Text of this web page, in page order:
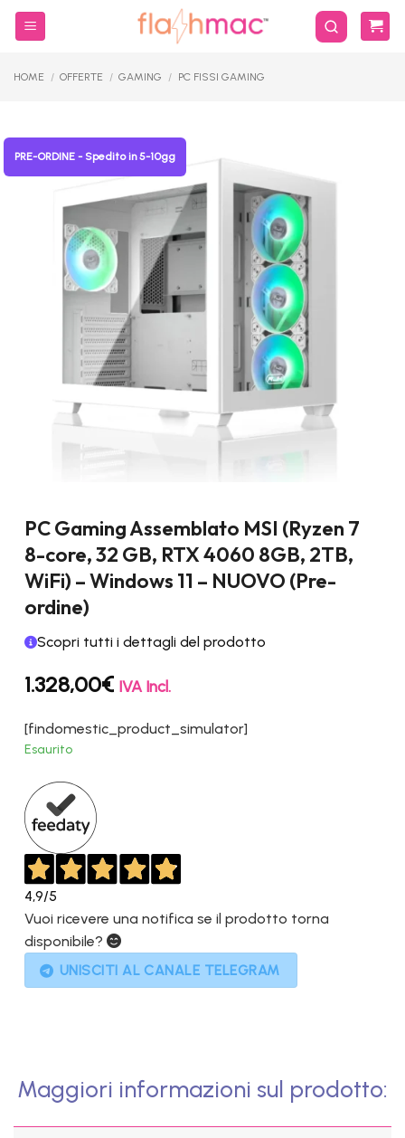
Salta
HOME / OFFERTE / GAMING / PC FISSI GAMING
PRE-ORDINE - Spedito in 5-10gg
PC Gaming Assemblato MSI (Ryzen 7
8-core, 32 GB, RTX 4060 8GB, 2TB,
WiFi) – Windows 11 – NUOVO (Pre-
ordine)
Scopri tutti i dettagli del prodotto
1.328,00€ IVA Incl.
[findomestic_product_simulator]
Esaurito
4,9/5
Vuoi ricevere una notifica se il prodotto torna
disponibile?
UNISCITI AL CANALE TELEGRAM
Maggiori informazioni sul prodotto: